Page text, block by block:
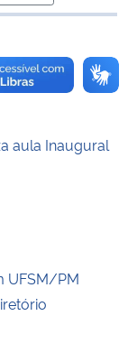
para área de
aula Inaugural
UFSM/PM